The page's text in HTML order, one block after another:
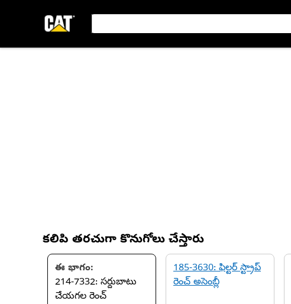
కలిపి తరచుగా కొనుగోలు చేస్తారు
ఈ భాగం:
214-7332: సర్దుబాటు
చేయగల రెంచ్
185-3630: ఫిల్టర్ స్ట్రాప్
రెంచ్ అసెంబ్లీ